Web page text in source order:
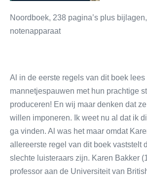
Noordboek, 238 pagina’s plus
notenapparaat
Al in de eerste regels van dit boek lees
mannetjespauwen met hun prachtige
produceren! En wij maar denken dat
willen imponeren. Ik weet nu al dat ik
ga vinden. Al was het maar omdat
allereerste regel van dit boek vaststelt
slechte luisteraars zijn. Karen Bakker
professor aan de Universiteit van